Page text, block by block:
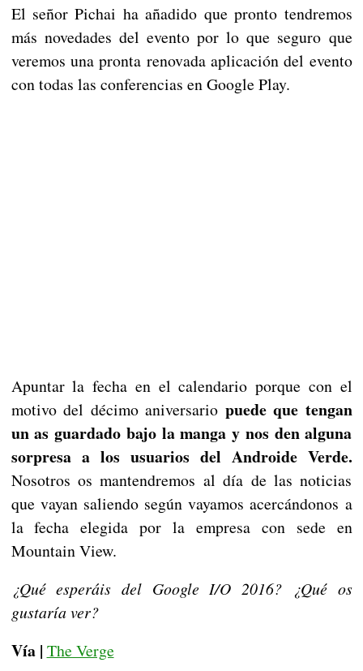
El señor Pichai ha añadido que pronto tendremos
más novedades del evento por lo que seguro que
veremos una pronta renovada aplicación del evento
con todas las conferencias en Google Play.
Apuntar la fecha en el calendario porque con el
motivo del décimo aniversario puede que tengan
un as guardado bajo la manga y nos den alguna
sorpresa a los usuarios del Androide Verde.
Nosotros os mantendremos al día de las noticias
que vayan saliendo según vayamos acercándonos a
la fecha elegida por la empresa con sede en
Mountain View.
¿Qué esperáis del Google I/O 2016? ¿Qué os
gustaría ver?
Vía | The Verge